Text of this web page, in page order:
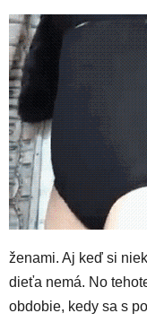
ženami. Aj keď si
dieťa nemá. No
obdobie, kedy sa s